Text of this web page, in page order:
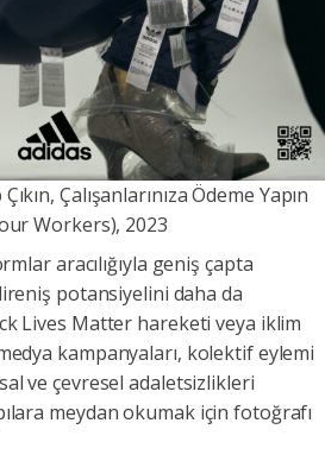
Çalışanlarınıza Ödeme Yapın
Workers), 2023
aracılığıyla geniş çapta
potansiyelini daha da
Lives Matter hareketi veya iklim
kampanyaları, kolektif eylemi
ve çevresel adaletsizlikleri
meydan okumak için fotoğrafı